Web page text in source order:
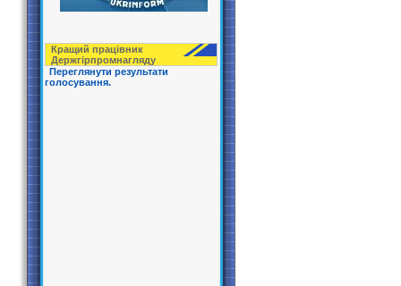
Кращий працівник
Держгірпрoмнагляду
Переглянути результати
голосування.